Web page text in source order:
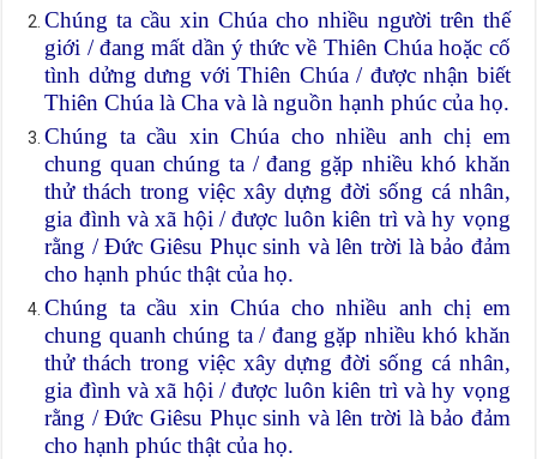
Chúng ta cầu xin Chúa cho nhiều người trên thế
giới / đang mất dần ý thức về Thiên Chúa hoặc cố
tình dửng dưng với Thiên Chúa / được nhận biết
Thiên Chúa là Cha và là nguồn hạnh phúc của họ.
Chúng ta cầu xin Chúa cho nhiều anh chị em
chung quan chúng ta / đang gặp nhiều khó khăn
thử thách trong việc xây dựng đời sống cá nhân,
gia đình và xã hội / được luôn kiên trì và hy vọng
rằng / Đức Giêsu Phục sinh và lên trời là bảo đảm
cho hạnh phúc thật của họ.
Chúng ta cầu xin Chúa cho nhiều anh chị em
chung quanh chúng ta / đang gặp nhiều khó khăn
thử thách trong việc xây dựng đời sống cá nhân,
gia đình và xã hội / được luôn kiên trì và hy vọng
rằng / Đức Giêsu Phục sinh và lên trời là bảo đảm
cho hạnh phúc thật của họ.